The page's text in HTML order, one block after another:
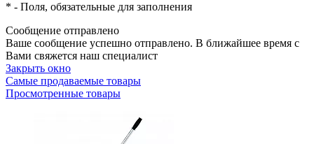
* - Поля, обязательные для заполнения
Сообщение отправлено
Ваше сообщение успешно отправлено. В ближайшее время с
Вами свяжется наш специалист
Закрыть окно
Самые продаваемые товары
Просмотренные товары